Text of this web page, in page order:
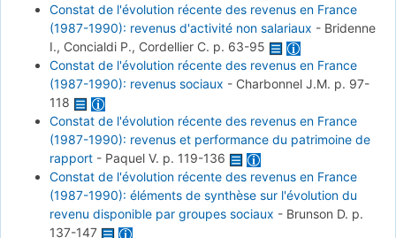
Constat de l'évolution récente des revenus en France
(1987-1990): revenus d'activité non salariaux - Bridenne
I., Concialdi P., Cordellier C. p. 63-95
Constat de l'évolution récente des revenus en France
(1987-1990): revenus sociaux - Charbonnel J.M. p. 97-
118
Constat de l'évolution récente des revenus en France
(1987-1990): revenus et performance du patrimoine de
rapport - Paquel V. p. 119-136
Constat de l'évolution récente des revenus en France
(1987-1990): éléments de synthèse sur l'évolution du
revenu disponible par groupes sociaux - Brunson D. p.
137-147